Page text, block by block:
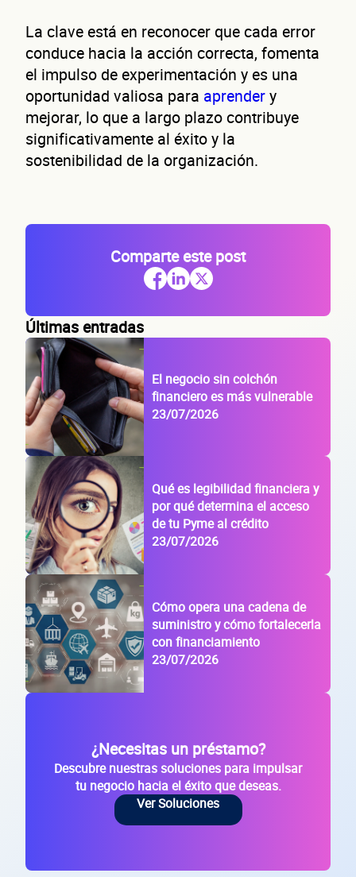
La clave está en reconocer que cada error
conduce hacia la acción correcta, fomenta
el impulso de experimentación y es una
oportunidad valiosa para aprendery
mejorar, lo que a largo plazo contribuye
significativamente al éxito y la
sostenibilidad de la organización.
Comparte este post
Últimas entradas
El negocio sin colchón
financiero es más vulnerable
23/07/2026
Qué es legibilidad financiera y
por qué determina el acceso
de tu Pyme al crédito
23/07/2026
Cómo opera una cadena de
suministro y cómo fortalecerla
con financiamiento
23/07/2026
¿Necesitas un préstamo?
Descubre nuestras soluciones para impulsar
tu negocio hacia el éxito que deseas.
Ver Soluciones
Confirma tu correo electrónico
de
Sitio electrónico
Razón social
RFC de la empresa
Lo usamos solo para validar tu identidad fiscal — nunca lo compartimos con
Código Postal
Núm. Ext./Int.
SOLICITAR
empresas financiadas en los últimos 30 días